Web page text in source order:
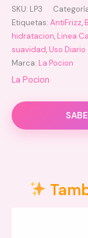
SKU: LP3
Etiquetas: AntiFrizz,
hidratacion, Linea
suavidad, Uso Diario
Marca: La Pocion
La Pocion